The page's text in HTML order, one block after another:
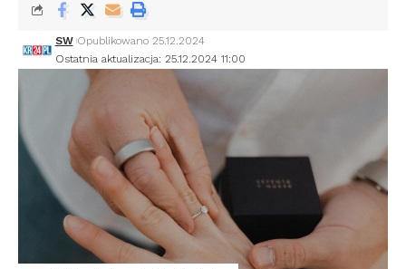
Ostatnia aktualizacja: 25.12.2024 11:00
SW Opublikowano 25.12.2024